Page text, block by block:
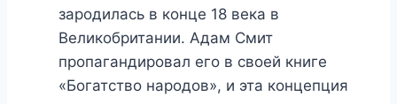
зародилась в конце 18 века в
Великобритании. Адам Смит
пропагандировал его в своей книге
«Богатство народов», и эта концепция